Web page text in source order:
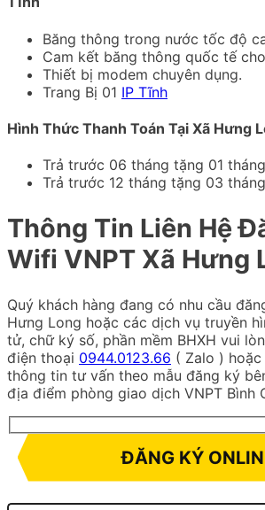
Băng thông trong nước tốc độ
Cam kết băng thông quốc tế
Thiết bị modem chuyên dụng.
Trang Bị 01 IP Tĩnh
Hình Thức Thanh Toán Tại Xã Hưng
Trả trước 06 tháng tặng 01 tháng
Trả trước 12 tháng tặng 03
Thông Tin Liên Hệ
Wifi VNPT Xã Hưng
Quý khách hàng đang có nhu cầu
Hưng Long hoặc các dịch vụ truyền
tử, chữ ký số, phần mềm BHXH vui
điện thoại 0944.0123.66 ( Zalo )
thông tin tư vấn theo mẫu đăng ký
địa điểm phòng giao dịch VNPT Bình
ĐĂNG KÝ